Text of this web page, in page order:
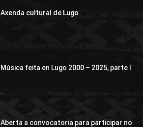
Axenda cultural de Lugo
Música feita en Lugo 2000 – 2025, parte I
Aberta a convocatoria para participar no